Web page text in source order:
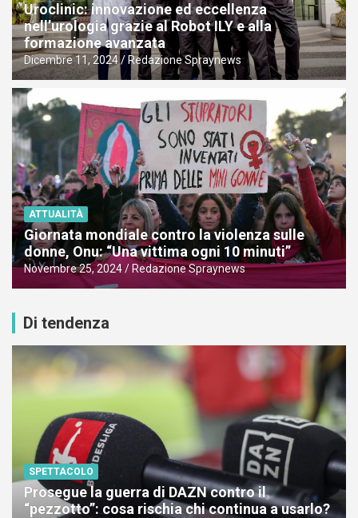
Uroclinic: innovazione ed eccellenza
nell’urologia grazie al Robot ILY e alla
formazione avanzata
Dicembre 11, 2024 Redazione Spraynews
ATTUALITÀ
Giornata mondiale contro la violenza sulle
donne, Onu: “Una vittima ogni 10 minuti”
Novembre 25, 2024 Redazione Spraynews
Di tendenza
SPETTACOLO
Prosegue la guerra di DAZN contro il
“pezzotto”: cosa rischia chi continua a usarlo?